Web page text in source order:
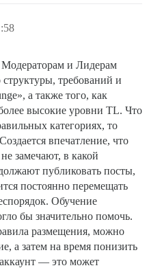
и Лидерам
требований и
а также того, как
высокие уровни TL. Что
категориях, то
впечатление, что
замечают, в какой
публиковать посты,
постоянно перемещать
Обучение
бы значительно помочь.
размещения, можно
а затем на время понизить
— это может